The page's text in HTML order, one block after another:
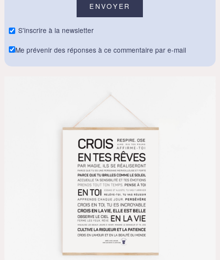
S'inscrire à la newsletter
Me prévenir des réponses à ce commentaire par e-mail